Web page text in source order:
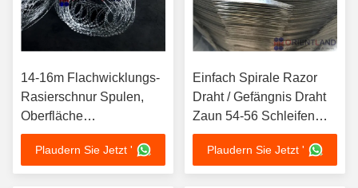
14-16m Flachwicklungs-
Rasierschnur Spulen,
Oberfläche
Flachgefängnis
Rasierschnur Barriere
Plaudern Sie Jetzt '
Einfach Spirale Razor
Draht / Gefängnis Draht
Zaun 54-56 Schleifen
schnell zu installieren
Plaudern Sie Jetzt '